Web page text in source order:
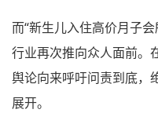
而“新生儿入住高价月子
行业再次推向众人面前。
舆论向来呼吁问责到底，
展开。